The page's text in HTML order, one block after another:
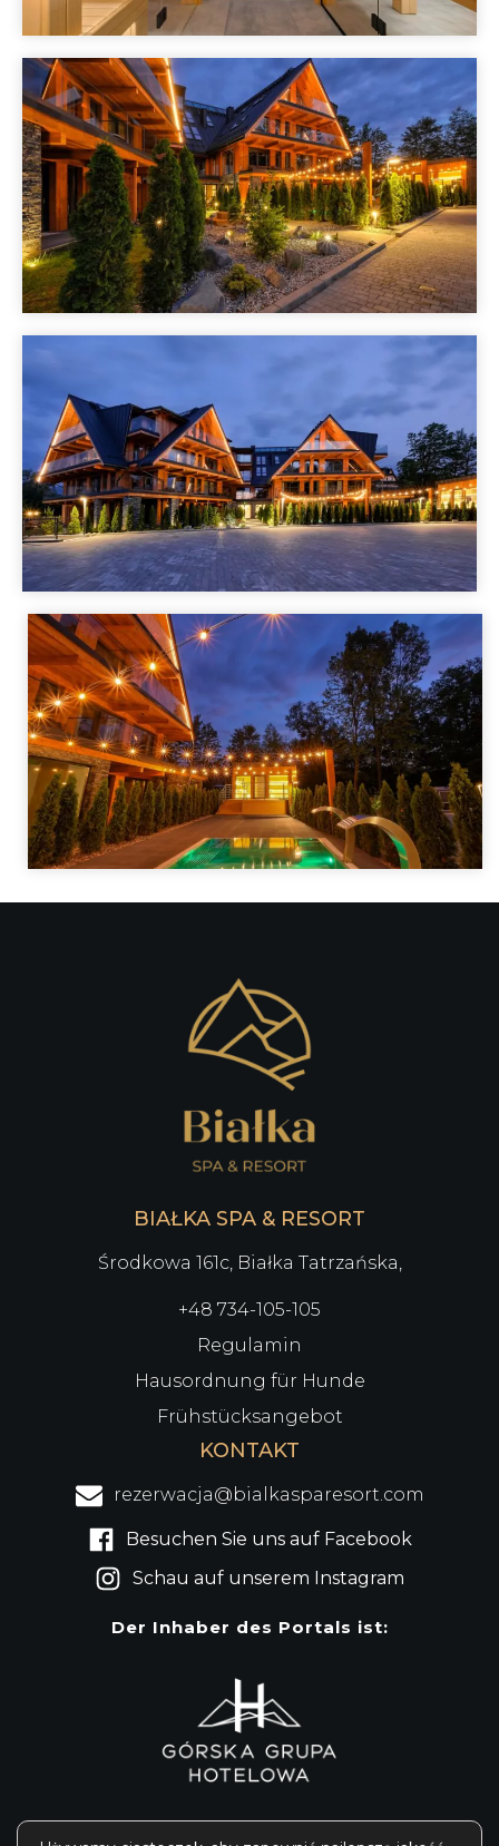
BIAŁKA SPA & RESORT
Środkowa 161c, Białka Tatrzańska,
+48 734-105-105
Regulamin
Hausordnung für Hunde
Frühstücksangebot
KONTAKT
rezerwacja@bialkasparesort.com
Besuchen Sie uns auf Facebook
Schau auf unserem Instagram
Der Inhaber des Portals ist: